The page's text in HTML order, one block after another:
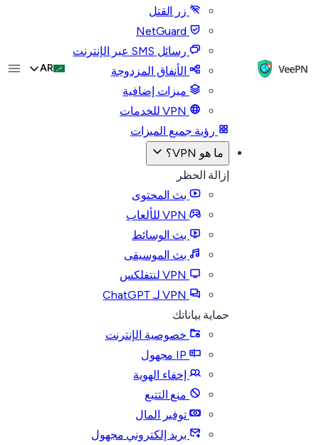
زر القتل
NetGuard
رسائل SMS عبر الإنترنت
الأنفاق المزدوجة
ميزات إضافية
VPN للخدمات
رؤية جميع الميزات
ما هو VPN؟
إزالة الحظر
بث المحتوى
VPN للألعاب
بث الوسائط
بث الموسيقى
VPN لنتفلكس
VPN لـ ChatGPT
حماية بياناتك
خصوصية الإنترنت
IP مجهول
إخفاء الهوية
منع التتبع
توفير المال
بريد إلكتروني مجهول
AR